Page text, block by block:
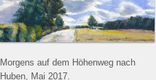
Morgens auf dem Höhenweg nach
Huben, Mai 2017.